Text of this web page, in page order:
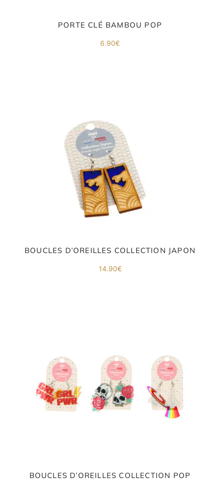
PORTE CLÉ BAMBOU POP
6.90€
BOUCLES D’OREILLES COLLECTION JAPON
14.90€
BOUCLES D’OREILLES COLLECTION POP